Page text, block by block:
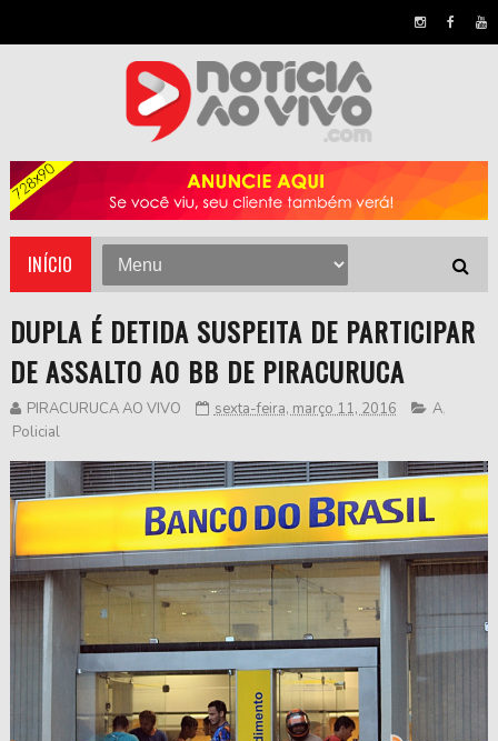
INÍCIO
DUPLA É DETIDA SUSPEITA DE PARTICIPAR
DE ASSALTO AO BB DE PIRACURUCA
PIRACURUCA AO VIVO sexta-feira, março 11, 2016 A,
Policial